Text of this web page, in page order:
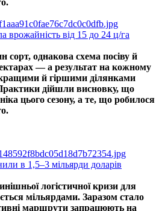
врожайність від 15 до 24 ц/га
сорт, однакова схема посіву й
— а результат на кожному
кращими й гіршими ділянками
дійшли висновку, що
цього сезону, а те, що робилося
в 1,5–3 мільярди доларів
логістичної кризи для
мільярдами. Заразом стало
маршрути запрацюють на